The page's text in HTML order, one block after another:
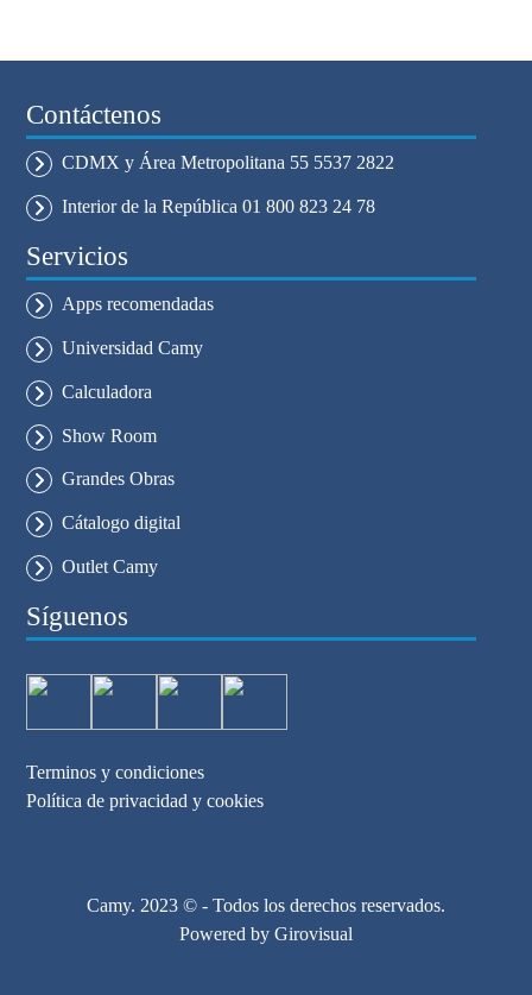
Contáctenos
CDMX y Área Metropolitana 55 5537 2822
Interior de la República 01 800 823 24 78
Servicios
Apps recomendadas
Universidad Camy
Calculadora
Show Room
Grandes Obras
Cátalogo digital
Outlet Camy
Síguenos
Terminos y condiciones
Política de privacidad y cookies
Camy. 2023 © - Todos los derechos reservados.
Powered by Girovisual